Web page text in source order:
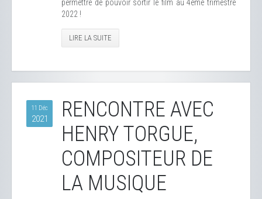
permettre de pouvoir sortir le film au 4ème trimestre
2022 !
LIRE LA SUITE
11 Déc
2021
RENCONTRE AVEC
HENRY TORGUE,
COMPOSITEUR DE
LA MUSIQUE